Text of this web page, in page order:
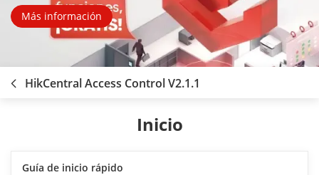
Más información
HikCentral Access Control V2.1.1
Inicio
Guía de inicio rápido